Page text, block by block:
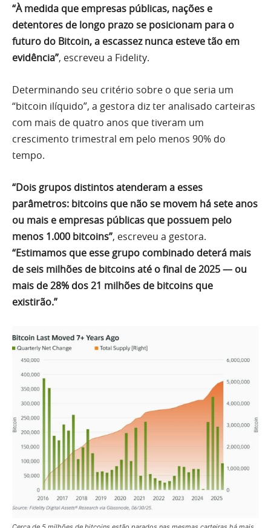
“À medida que empresas públicas, nações e
detentores de longo prazo se posicionam para o
futuro do Bitcoin, a escassez nunca esteve tão em
evidência”, escreveu a Fidelity.
Determinando seu critério sobre o que seria um
“bitcoin ilíquido”, a gestora diz ter analisado carteiras
com mais de quatro anos que tiveram um
crescimento trimestral em pelo menos 90% do
tempo.
“Dois grupos distintos atenderam a esses
parâmetros: bitcoins que não se movem há sete anos
ou mais e empresas públicas que possuem pelo
menos 1.000 bitcoins”, escreveu a gestora.
“Estimamos que esse grupo combinado deterá mais
de seis milhões de bitcoins até o final de 2025 — ou
mais de 28% dos 21 milhões de bitcoins que
existirão.”